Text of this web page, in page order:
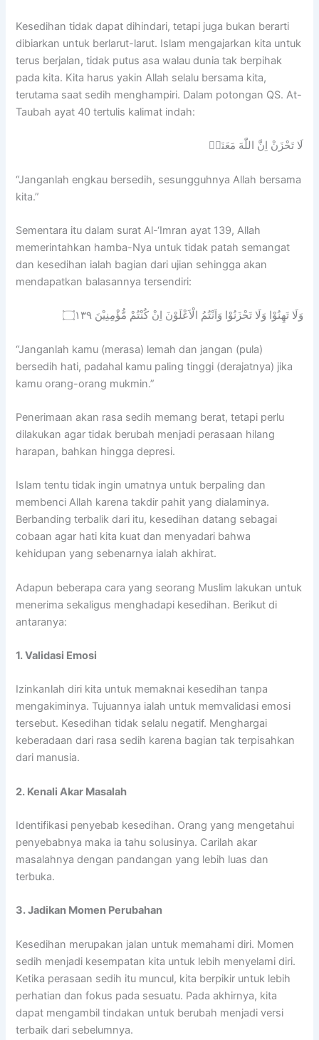
Kesedihan tidak dapat dihindari, tetapi juga bukan berarti
dibiarkan untuk berlarut-larut. Islam mengajarkan kita untuk
terus berjalan, tidak putus asa walau dunia tak berpihak
pada kita. Kita harus yakin Allah selalu bersama kita,
terutama saat sedih menghampiri. Dalam potongan QS. At-
Taubah ayat 40 tertulis kalimat indah:
لَا تَحْزَنْ اِنَّ اللّٰهَ مَعَنَاۚ
“Janganlah engkau bersedih, sesungguhnya Allah bersama
kita.”
Sementara itu dalam surat Al-‘Imran ayat 139, Allah
memerintahkan hamba-Nya untuk tidak patah semangat
dan kesedihan ialah bagian dari ujian sehingga akan
mendapatkan balasannya tersendiri:
وَلَا تَهِنُوْا وَلَا تَحْزَنُوْا وَاَنْتُمُ الْاَعْلَوْنَ اِنْ كُنْتُمْ مُّؤْمِنِيْنَ ۝١٣٩
“Janganlah kamu (merasa) lemah dan jangan (pula)
bersedih hati, padahal kamu paling tinggi (derajatnya) jika
kamu orang-orang mukmin.”
Penerimaan akan rasa sedih memang berat, tetapi perlu
dilakukan agar tidak berubah menjadi perasaan hilang
harapan, bahkan hingga depresi.
Islam tentu tidak ingin umatnya untuk berpaling dan
membenci Allah karena takdir pahit yang dialaminya.
Berbanding terbalik dari itu, kesedihan datang sebagai
cobaan agar hati kita kuat dan menyadari bahwa
kehidupan yang sebenarnya ialah akhirat.
Adapun beberapa cara yang seorang Muslim lakukan untuk
menerima sekaligus menghadapi kesedihan. Berikut di
antaranya:
1. Validasi Emosi
Izinkanlah diri kita untuk memaknai kesedihan tanpa
mengakiminya. Tujuannya ialah untuk memvalidasi emosi
tersebut. Kesedihan tidak selalu negatif. Menghargai
keberadaan dari rasa sedih karena bagian tak terpisahkan
dari manusia.
2. Kenali Akar Masalah
Identifikasi penyebab kesedihan. Orang yang mengetahui
penyebabnya maka ia tahu solusinya. Carilah akar
masalahnya dengan pandangan yang lebih luas dan
terbuka.
3. Jadikan Momen Perubahan
Kesedihan merupakan jalan untuk memahami diri. Momen
sedih menjadi kesempatan kita untuk lebih menyelami diri.
Ketika perasaan sedih itu muncul, kita berpikir untuk lebih
perhatian dan fokus pada sesuatu. Pada akhirnya, kita
dapat mengambil tindakan untuk berubah menjadi versi
terbaik dari sebelumnya.